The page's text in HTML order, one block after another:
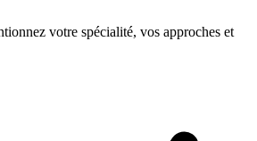
votre spécialité, vos approches et